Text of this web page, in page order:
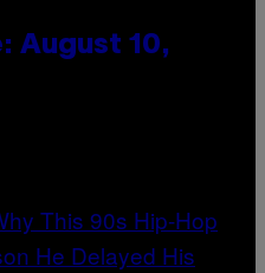
August 10,